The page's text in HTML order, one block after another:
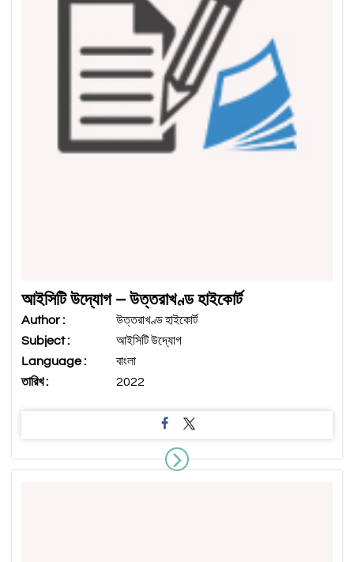
আইসিটি উদ্যোগ – উত্তরাখণ্ড হাইকোর্ট
Author :
উত্তরাখণ্ড হাইকোর্ট
Subject :
আইসিটি উদ্যোগ
Language :
বাংলা
তারিখ :
2022